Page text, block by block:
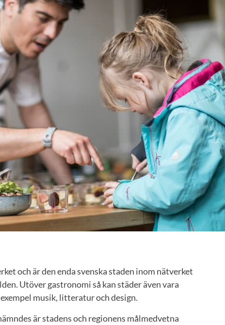
och är den enda svenska staden inom nätverket
Utöver gastronomi så kan städer även vara
musik, litteratur och design.
är stadens och regionens målmedvetna